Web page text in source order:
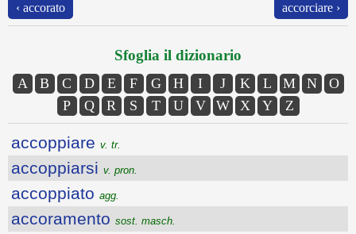
‹ accorato accorciare ›
Sfoglia il dizionario
A B C D E F G H I J K L M N
O
P
Q R S T U V W X Y Z
accoppiare v. tr.
accoppiarsi v. pron.
accoppiato agg.
accoramento sost. masch.